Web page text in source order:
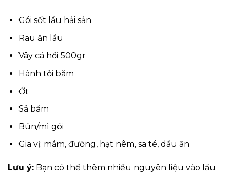
Gói sốt lẩu hải sản
Rau ăn lẩu
Vây cá hồi 500gr
Hành tỏi băm
Ớt
Sả băm
Bún/mì gói
Gia vị: mắm, đường, hạt nêm, sa té, dầu ăn
Lưu ý: Bạn có thể thêm nhiều nguyên liệu vào lẩu